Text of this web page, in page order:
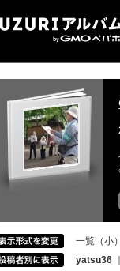
一覧（小）
yatsu36